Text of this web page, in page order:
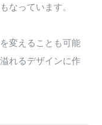
なっています。
変えることも可能
れるデザインに作